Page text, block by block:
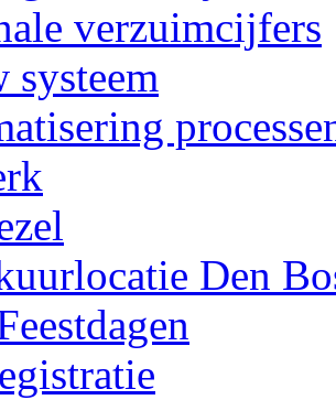
verzuimcijfers
systeem
Den